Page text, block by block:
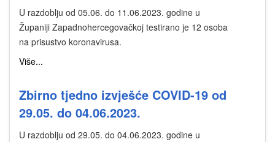
U razdoblju od 05.06. do 11.06.2023. godine u
Županiji Zapadnohercegovačkoj testirano je 12 osoba
na prisustvo koronavirusa.
Više...
Zbirno tjedno izvješće COVID-19 od
29.05. do 04.06.2023.
U razdoblju od 29.05. do 04.06.2023. godine u